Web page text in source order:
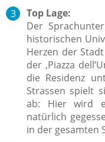
Top Lage:
Der
historischen
Herzen der
der ‚Piazza
die Residenz
Strassen spielt
ab: Hier wird
natürlich
in der gesamten